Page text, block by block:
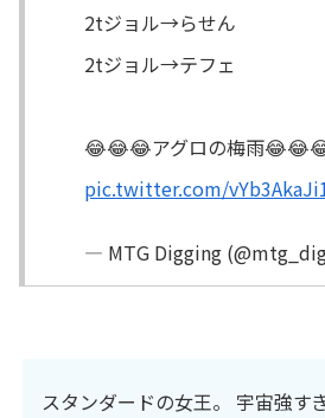
2tジョル→らせん
2tジョル→テフェ
😂😂😂アグロの梅雨
pic.twitter.com/
— MTG Digging
スタンダードの女王。 宇宙強す